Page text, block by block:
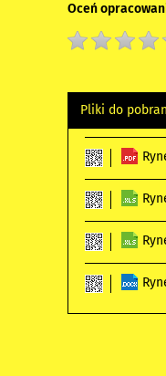
Oceń
Pliki do